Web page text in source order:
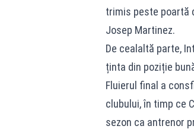
trimis peste poartă
Josep Martinez.
De cealaltă parte,
ținta din poziție
Fluierul final a
clubului, în timp ce
sezon ca antrenor